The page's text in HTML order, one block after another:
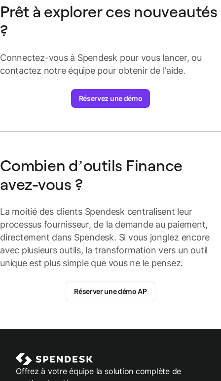
Prêt à explorer ces nouveautés
?
Connectez-vous à Spendesk pour vous lancer, ou
contactez notre équipe pour obtenir de l'aide.
Réservez une démo
Combien d’outils Finance
avez-vous ?
La moitié des clients Spendesk centralisent leur
processus fournisseur, de la demande au paiement,
directement dans Spendesk. Si vous jonglez encore
avec plusieurs outils, la transformation vers un outil
unique est plus simple que vous ne le pensez.
Réserver une démo AP
Offrez à votre équipe la solution complète de